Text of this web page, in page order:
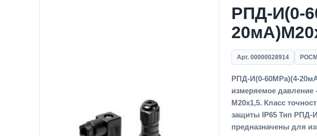
РПД-И(0-
Арт. 00000028914
РПД-И(0-60MPa)(4-
измеряемое давление
M20x1,5. Класс
защиты IP65 Тип
предназначены для